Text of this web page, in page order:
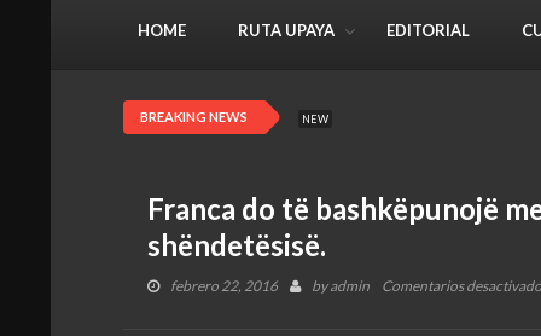
HOME RUTA UPAYA EDITORIAL
BREAKING NEWS NEW
Franca do të bashkëpunojë
shëndetësisë.
febrero 22, 2016 byadmin Comentarios